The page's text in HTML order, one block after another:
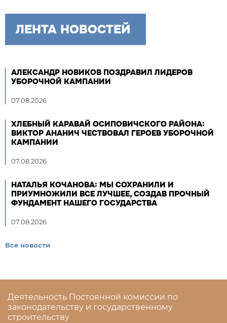
ЛЕНТА НОВОСТЕЙ
АЛЕКСАНДР НОВИКОВ ПОЗДРАВИЛ ЛИДЕРОВ
УБОРОЧНОЙ КАМПАНИИ
07.08.2026
ХЛЕБНЫЙ КАРАВАЙ ОСИПОВИЧСКОГО РАЙОНА:
ВИКТОР АНАНИЧ ЧЕСТВОВАЛ ГЕРОЕВ УБОРОЧНОЙ
КАМПАНИИ
07.08.2026
НАТАЛЬЯ КОЧАНОВА: МЫ СОХРАНИЛИ И
ПРИУМНОЖИЛИ ВСЕ ЛУЧШЕЕ, СОЗДАВ ПРОЧНЫЙ
ФУНДАМЕНТ НАШЕГО ГОСУДАРСТВА
07.08.2026
Все новости
Деятельность Постоянной комиссии по
законодательству и государственному
строительству